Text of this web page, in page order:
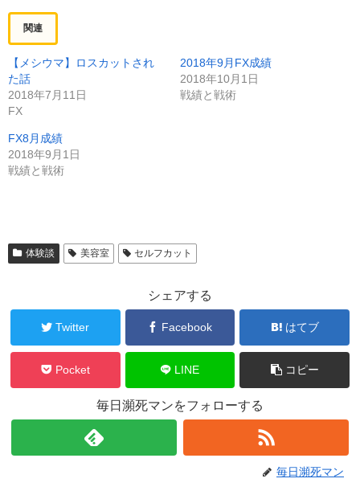
関連
【メシウマ】ロスカットされ
た話
2018年7月11日
FX
2018年9月FX成績
2018年10月1日
戦績と戦術
FX8月成績
2018年9月1日
戦績と戦術
体験談 美容室 セルフカット
シェアする
Twitter Facebook はてブ
Pocket LINE コピー
毎日瀕死マンをフォローする
毎日瀕死マン